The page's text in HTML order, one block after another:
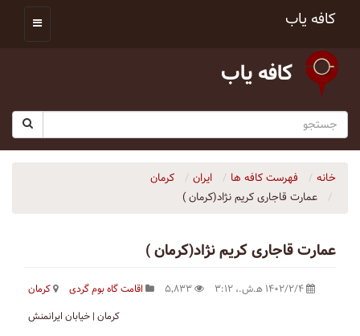
کافه یاب
کافه یاب
خانه فهرست کافه ها ایران
کرمان
عمارت قاجاری کریم نژاد(کرمان )
عمارت قاجاری کریم نژاد(کرمان )
اقامت گاه بوم گردی
کرمان
کرمان | خیابان ایرانمنش